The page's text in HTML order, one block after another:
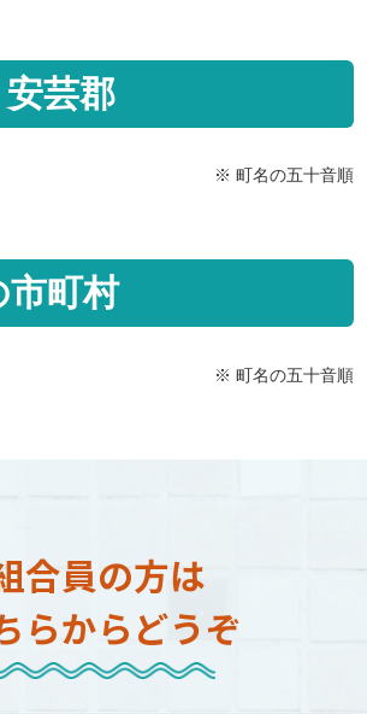
芸郡
※ 町名の五十音順
市町村
※ 町名の五十音順
合員の方は
らからどうぞ